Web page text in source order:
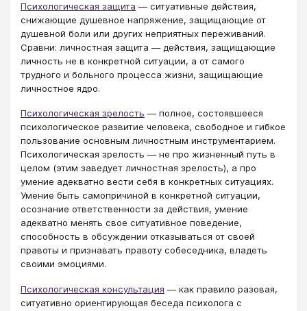
Психологическая защита — ситуативные действия,
снижающие душевное напряжение, защищающие от
душевной боли или других неприятных переживаний.
Сравни: личностная защита — действия, защищающие
личность не в конкретной ситуации, а от самого
трудного и больного процесса жизни, защищающие
личностное ядро.
Психологическая зрелость — полное, состоявшееся
психологическое развитие человека, свободное и гибкое
пользование основным личностным инструментарием.
Психологическая зрелость — не про жизненный путь в
целом (этим заведует личностная зрелость), а про
умение адекватно вести себя в конкретных ситуациях.
Умение быть самопричиной в конкретной ситуации,
осознание ответственности за действия, умение
адекватно менять свое ситуативное поведение,
способность в обсуждении отказываться от своей
правоты и признавать правоту собеседника, владеть
своими эмоциями.
Психологическая консультация — как правило разовая,
ситуативно ориентирующая беседа психолога с